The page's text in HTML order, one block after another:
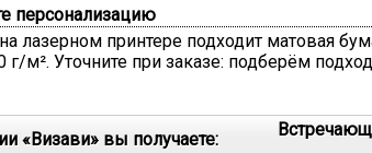
персонализацию
лазерном принтере подходит матовая
г/м². Уточните при заказе: подберём
«Визави» вы получаете: